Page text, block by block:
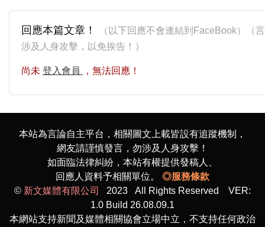
回應本篇文章！
（以下回應不會連結到FaceBook）（
涉及人身攻擊，以免挨告！）
尚未 登入會員 ，無法回應！
本站為言論自主平台，相關圖文上載皆設有追蹤機制，
網友請謹慎發言，勿涉及人身攻擊！
如面臨法律糾紛，本站有權提供發稿人、
回應人資料予相關單位。 ◎服務條款
© 新文媒體有限公司
2023 All Rights Reserved VER:
1.0 Build 26.08.09.1
本網站支持新聞及媒體相關協會立場中立，不支持任何政治